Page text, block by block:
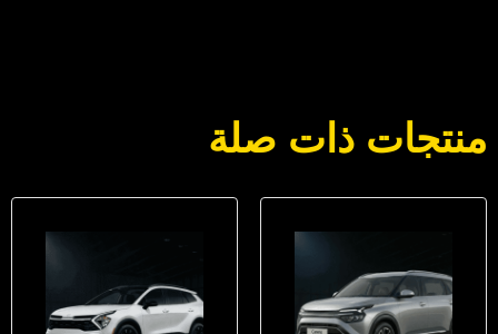
منتجات ذات صلة